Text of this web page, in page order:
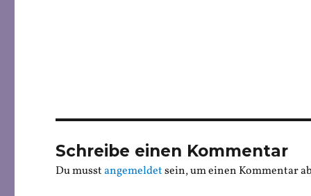
Schreibe einen Kommentar
Du musstangemeldetsein, um einen Kommentar